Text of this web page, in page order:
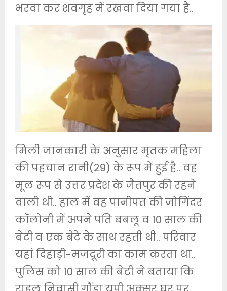
भरवा कर शवगृह में रखवा दिया गया है..
मिली जानकारी के अनुसार मृतक महिला
की पहचान रानी(29) के रूप में हुई है.. वह
मूल रूप से उत्तर प्रदेश के जैतपुर की रहने
वाली थी.. हाल में वह पानीपत की जोगिंदर
कॉलोनी में अपने पति बबलू व 10 साल की
बेटी व एक बेटे के साथ रहती थी.. परिवार
यहां दिहाड़ी-मजदूरी का काम करता था..
पुलिस को 10 साल की बेटी ने बताया कि